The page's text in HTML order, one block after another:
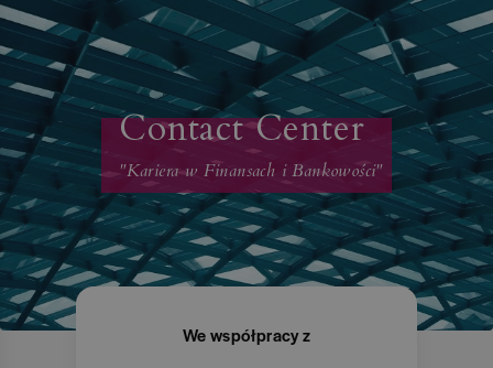
Contact Center
"Kariera w Finansach i Bankowości"
We współpracy z